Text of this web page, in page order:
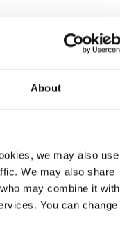
About
we may also use
We may also share
may combine it with
You can change